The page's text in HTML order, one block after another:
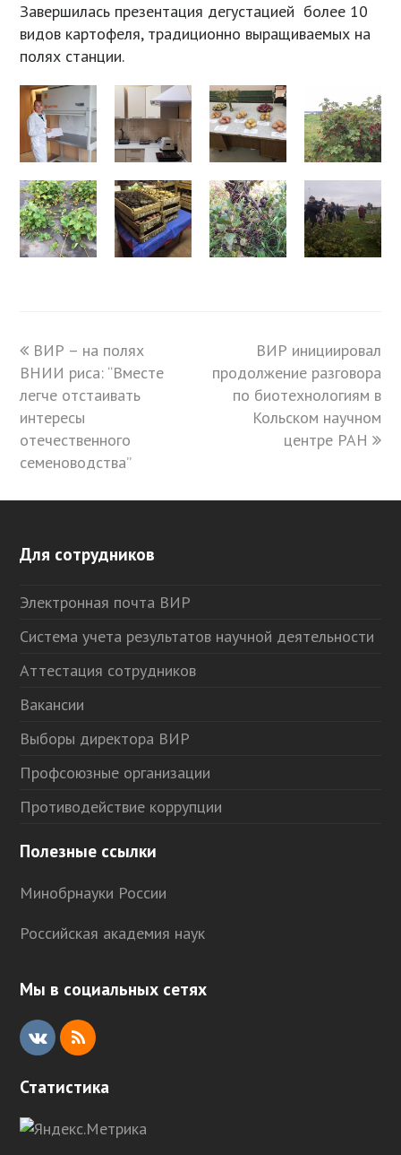
Завершилась презентация дегустацией более 10
видов картофеля, традиционно выращиваемых на
полях станции.
previous
post:
ВИР – на полях
ВНИИ риса: “Вместе
легче отстаивать
интересы
отечественного
семеноводства”
next
post:
ВИР инициировал
продолжение разговора
по биотехнологиям в
Кольском научном
центре РАН
Для сотрудников
Электронная почта ВИР
Система учета результатов научной деятельности
Аттестация сотрудников
Вакансии
Выборы директора ВИР
Профсоюзные организации
Противодействие коррупции
Полезные ссылки
Минобрнауки России
Российская академия наук
Мы в социальных сетях
V
R
Статистика